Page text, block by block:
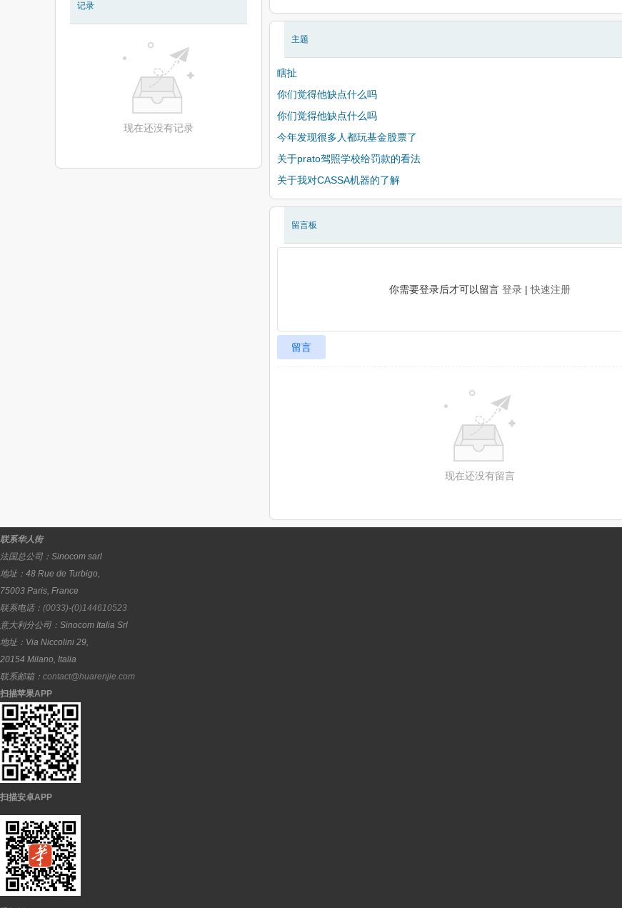
记录
现在还没有记录
主题
瞎扯
你们觉得他缺点什么吗
你们觉得他缺点什么吗
今年发现很多人都玩基金股票了
关于prato驾照学校给罚款的看法
关于我对CASSA机器的了解
留言板
你需要登录后才可以留言 登录 |快速注册
留言
现在还没有留言
联系华人街
法国总公司： Sinocom sarl
地址： 48 Rue de Turbigo,
75003 Paris, France
联系电话： (0033)-(0)144610523
意大利分公司： Sinocom Italia Srl
地址： Via Niccolini 29,
20154 Milano, Italia
联系邮箱： contact@huarenjie.com
扫描苹果APP
扫描安卓APP